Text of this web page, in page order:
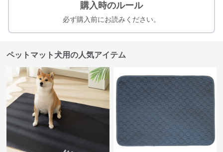
購入時のルール
必ず購入前にお読みください。
ペットマット犬用の人気アイテム